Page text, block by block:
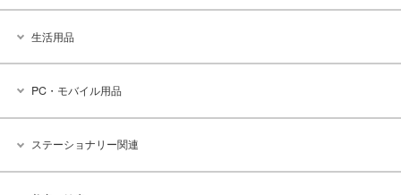
生活用品
PC・モバイル用品
ステーショナリー関連